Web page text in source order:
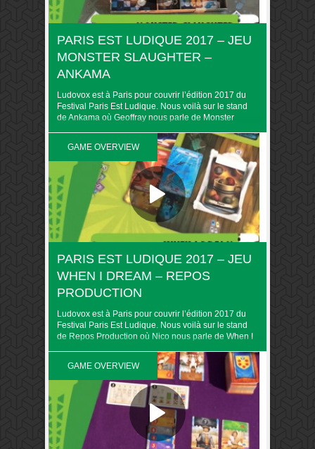
PARIS EST LUDIQUE 2017 – JEU
MONSTER SLAUGHTER –
ANKAMA
Ludovox est à Paris pour couvrir l’édition 2017 du
Festival Paris Est Ludique. Nous voilà sur le stand
de Ankama où Geoffray nous parle de Monster
GAME OVERVIEW
PARIS EST LUDIQUE 2017 – JEU
WHEN I DREAM – REPOS
PRODUCTION
Ludovox est à Paris pour couvrir l’édition 2017 du
Festival Paris Est Ludique. Nous voilà sur le stand
de Repos Production où Nico nous parle de When I
GAME OVERVIEW